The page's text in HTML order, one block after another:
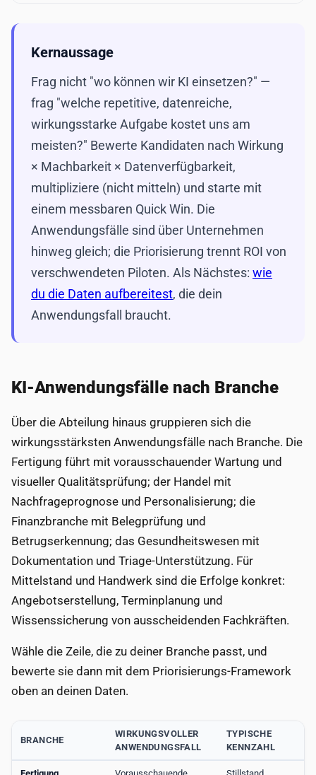
Kernaussage
Frag nicht "wo können wir KI einsetzen?" —
frag "welche repetitive, datenreiche,
wirkungsstarke Aufgabe kostet uns am
meisten?" Bewerte Kandidaten nach Wirkung
× Machbarkeit × Datenverfügbarkeit,
multipliziere (nicht mitteln) und starte mit
einem messbaren Quick Win. Die
Anwendungsfälle sind über Unternehmen
hinweg gleich; die Priorisierung trennt ROI von
verschwendeten Piloten. Als Nächstes: wie
du die Daten aufbereitest, die dein
Anwendungsfall braucht.
KI-Anwendungsfälle nach Branche
Über die Abteilung hinaus gruppieren sich die
wirkungsstärksten Anwendungsfälle nach Branche. Die
Fertigung führt mit vorausschauender Wartung und
visueller Qualitätsprüfung; der Handel mit
Nachfrageprognose und Personalisierung; die
Finanzbranche mit Belegprüfung und
Betrugserkennung; das Gesundheitswesen mit
Dokumentation und Triage-Unterstützung. Für
Mittelstand und Handwerk sind die Erfolge konkret:
Angebotserstellung, Terminplanung und
Wissenssicherung von ausscheidenden Fachkräften.
Wähle die Zeile, die zu deiner Branche passt, und
bewerte sie dann mit dem Priorisierungs-Framework
oben an deinen Daten.
BRANCHE
WIRKUNGSVOLLER
ANWENDUNGSFALL
TYPISCHE
KENNZAHL